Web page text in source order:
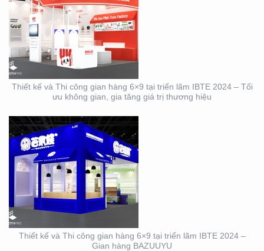
Thiết kế và Thi công gian hàng 6×9 tại triển lãm IBTE 2024 – Tối
ưu không gian, gia tăng giá trị thương hiệu
THIẾT KẾ VÀ THI CÔNG
GIAN HÀNG 6×9 TẠI
TRIỂN LÃM IBTE 2024 –
GIAN HÀNG BAZUUYU
Thiết kế và Thi công gian hàng 6×9 tại triển lãm IBTE 2024 –
Gian hàng BAZUUYU
DỊCH VỤ THIẾT KẾ VÀ
THI CÔNG GIAN HÀNG
TRIỂN LÃM NGÀNH
LOGISTICS CÔNG TY
ALS